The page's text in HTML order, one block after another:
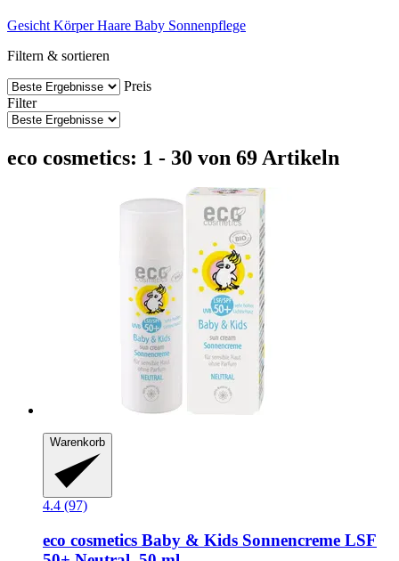
Gesicht Körper Haare Baby Sonnenpflege
Filtern & sortieren
Preis
Filter
eco cosmetics: 1 - 30 von 69 Artikeln
Warenkorb
4.4 (97)
eco cosmetics Baby & Kids Sonnencreme LSF